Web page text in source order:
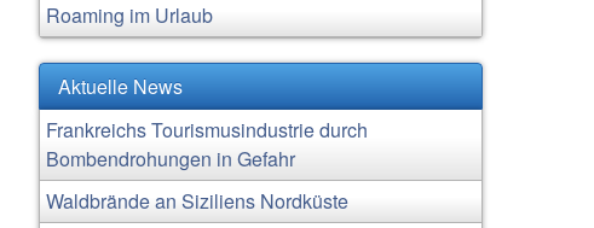
Roaming im Urlaub
Aktuelle News
Frankreichs Tourismusindustrie durch
Bombendrohungen in Gefahr
Waldbrände an Siziliens Nordküste